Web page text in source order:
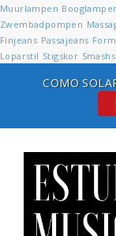
Muurlampen
Zwembadpompen
Finjeans Passajeans
Loparstil Stigskor